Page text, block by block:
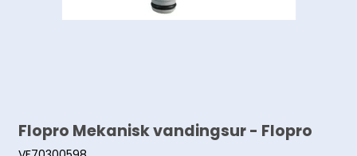
Flopro Mekanisk vandingsur - Flopro